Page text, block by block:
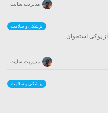
مدیریت سایت
پزشکی و سلامت
پوکی استخوان
مدیریت سایت
پزشکی و سلامت